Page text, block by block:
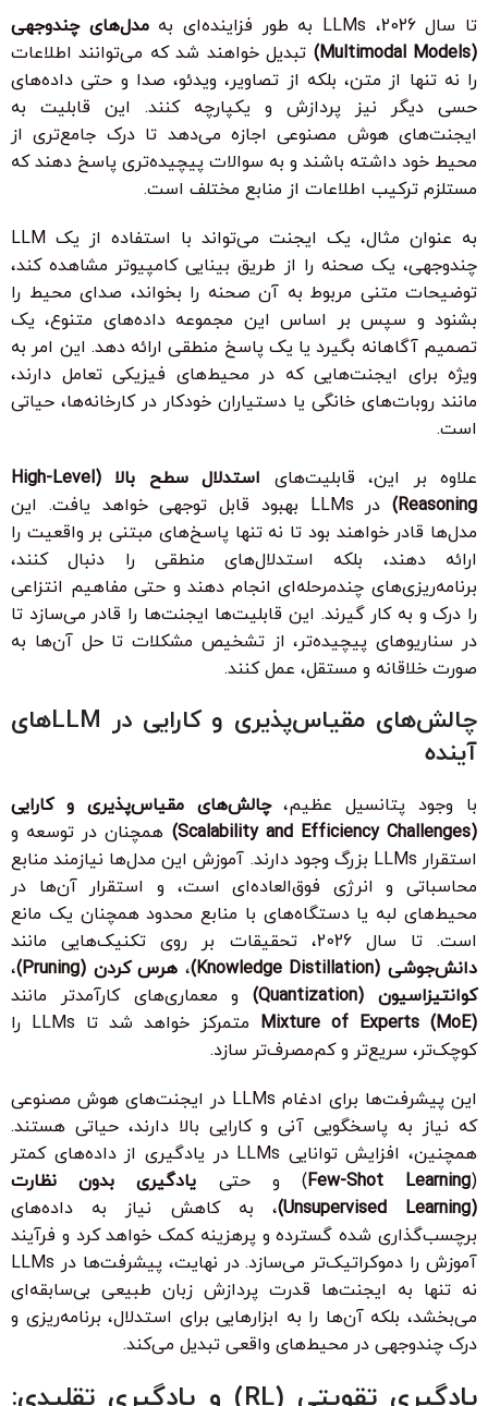
تا سال 2026، LLMs به طور فزاینده‌ای به
مدل‌های چندوجهی
(Multimodal Models)
تبدیل خواهند شد که می‌توانند اطلاعات
را نه تنها از متن، بلکه از تصاویر، ویدئو، صدا و حتی داده‌های
حسی دیگر نیز پردازش و یکپارچه کنند. این قابلیت به
ایجنت‌های هوش مصنوعی اجازه می‌دهد تا درک جامع‌تری از
محیط خود داشته باشند و به سوالات پیچیده‌تری پاسخ دهند که
مستلزم ترکیب اطلاعات از منابع مختلف است.
به عنوان مثال، یک ایجنت می‌تواند با استفاده از یک LLM
چندوجهی، یک صحنه را از طریق بینایی کامپیوتر مشاهده کند،
توضیحات متنی مربوط به آن صحنه را بخواند، صدای محیط را
بشنود و سپس بر اساس این مجموعه داده‌های متنوع، یک
تصمیم آگاهانه بگیرد یا یک پاسخ منطقی ارائه دهد. این امر به
ویژه برای ایجنت‌هایی که در محیط‌های فیزیکی تعامل دارند،
مانند روبات‌های خانگی یا دستیاران خودکار در کارخانه‌ها، حیاتی
است.
علاوه بر این، قابلیت‌های
استدلال سطح بالا (High-Level
Reasoning)
در LLMs بهبود قابل توجهی خواهد یافت. این
مدل‌ها قادر خواهند بود تا نه تنها پاسخ‌های مبتنی بر واقعیت را
ارائه دهند، بلکه استدلال‌های منطقی را دنبال کنند،
برنامه‌ریزی‌های چندمرحله‌ای انجام دهند و حتی مفاهیم انتزاعی
را درک و به کار گیرند. این قابلیت‌ها ایجنت‌ها را قادر می‌سازد تا
در سناریوهای پیچیده‌تر، از تشخیص مشکلات تا حل آن‌ها به
صورت خلاقانه و مستقل، عمل کنند.
چالش‌های مقیاس‌پذیری و کارایی در LLM‌های
آینده
با وجود پتانسیل عظیم،چالش‌های مقیاس‌پذیری و کارایی
(Scalability and Efficiency Challenges)
همچنان در توسعه و
استقرار LLMs بزرگ وجود دارند. آموزش این مدل‌ها نیازمند منابع
محاسباتی و انرژی فوق‌العاده‌ای است، و استقرار آن‌ها در
محیط‌های لبه یا دستگاه‌های با منابع محدود همچنان یک مانع
است. تا سال 2026، تحقیقات بر روی تکنیک‌هایی مانند
دانش‌جوشی (Knowledge Distillation)
، هرس کردن (Pruning)
،
کوانتیزاسیون (Quantization)
و معماری‌های کارآمدتر مانند
Mixture of Experts (MoE)
متمرکز خواهد شد تا LLMs را
کوچک‌تر، سریع‌تر و کم‌مصرف‌تر سازد.
این پیشرفت‌ها برای ادغام LLMs در ایجنت‌های هوش مصنوعی
که نیاز به پاسخگویی آنی و کارایی بالا دارند، حیاتی هستند.
همچنین، افزایش توانایی LLMs در یادگیری از داده‌های کمتر
(
Few-Shot Learning) و حتی یادگیری بدون نظارت
(Unsupervised Learning)
، به کاهش نیاز به داده‌های
برچسب‌گذاری شده گسترده و پرهزینه کمک خواهد کرد و فرآیند
آموزش را دموکراتیک‌تر می‌سازد. در نهایت، پیشرفت‌ها در LLMs
نه تنها به ایجنت‌ها قدرت پردازش زبان طبیعی بی‌سابقه‌ای
می‌بخشد، بلکه آن‌ها را به ابزارهایی برای استدلال، برنامه‌ریزی و
درک چندوجهی در محیط‌های واقعی تبدیل می‌کند.
یادگیری تقویتی (RL) و یادگیری تقلیدی: